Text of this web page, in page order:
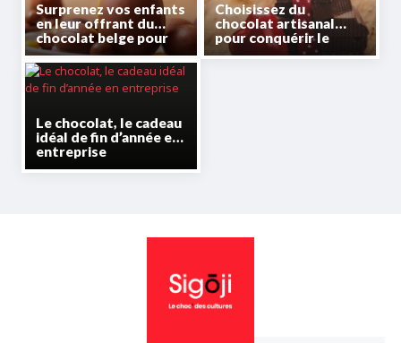
Surprenez vos enfants
en leur offrant du
chocolat belge pour
Pâques
Choisissez du
chocolat artisanal
pour conquérir le
cœur de votre
Le chocolat, le cadeau
idéal de fin d’année en
entreprise